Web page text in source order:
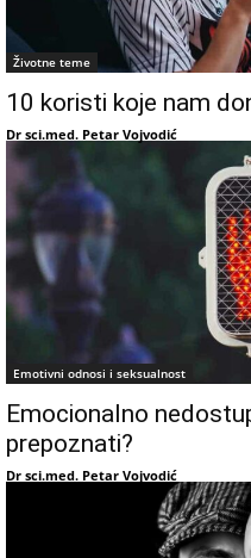
Životne teme
10 koristi koje nam
Dr sci.med. Petar Vojvodić
Emotivni odnosi i seksualnost
Emocionalno
prepoznati?
Dr sci.med. Petar Vojvodić